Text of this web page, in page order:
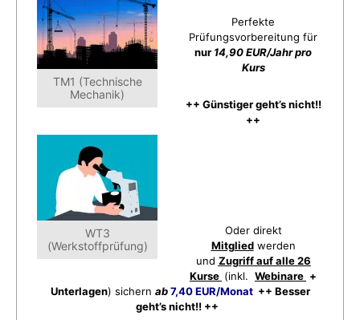
TM1 (Technische
Mechanik)
WT3
(Werkstoffprüfung)
Perfekte
Prüfungsvorbereitung für
nur 14,90 EUR/Jahr pro
Kurs
++ Günstiger geht’s nicht!!
++
Oder direkt
Mitgliedwerden
und Zugriff auf alle 26
Kurse (inkl. Webinare +
Unterlagen) sichern ab7,40 EUR/Monat++ Besser
geht’s nicht!! ++